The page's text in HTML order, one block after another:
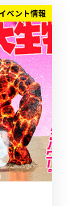
イベント情報